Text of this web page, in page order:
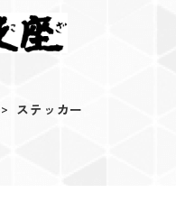
ステッカー